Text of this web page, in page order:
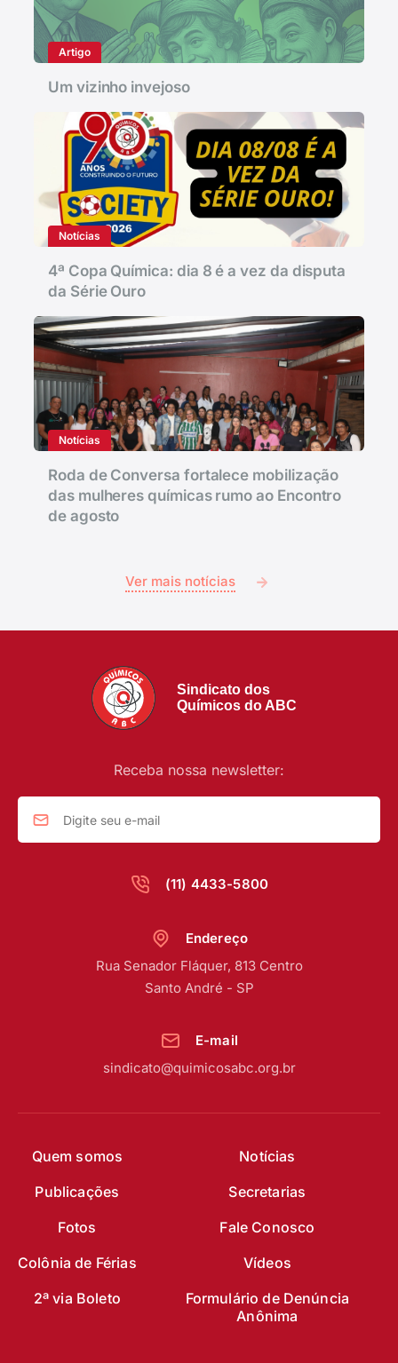
Artigo
Um vizinho invejoso
Notícias
4ª Copa Química: dia 8 é a vez da disputa
da Série Ouro
Notícias
Roda de Conversa fortalece mobilização
das mulheres químicas rumo ao Encontro
de agosto
Ver mais notícias
Sindicato dos
Químicos do ABC
(11) 4433-5800
Receba nossa newsletter:
Quem somos
Notícias
Publicações
Secretarias
Fotos
Fale Conosco
Colônia de Férias
Vídeos
2ª via Boleto
Formulário de Denúncia
Anônima
Endereço
Rua Senador Fláquer, 813 Centro
Santo André - SP
E-mail
sindicato@quimicosabc.org.br